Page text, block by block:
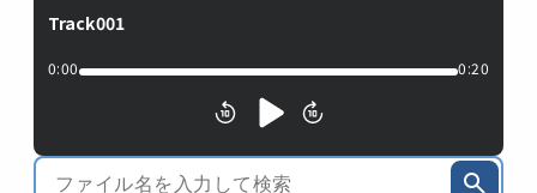
Track001
0:00 0:20